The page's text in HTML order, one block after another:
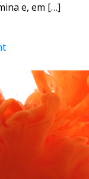
e, em […]